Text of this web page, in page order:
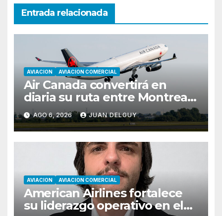
Entrada relacionada
AVIACION AVIACION COMERCIAL
Air Canada convertirá en
diaria su ruta entre Montreal
y Ciudad de Guatemala
desde octubre
AGO 6, 2026 JUAN DELGUY
AVIACION AVIACION COMERCIAL
American Airlines fortalece
su liderazgo operativo en el